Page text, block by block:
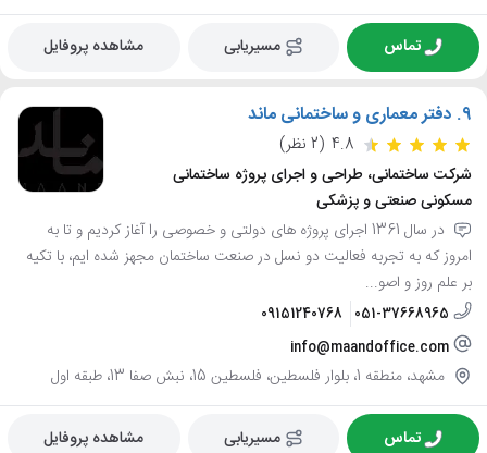
تماس مسیریابی مشاهده پروفایل
9. دفتر معماری و ساختمانی ماند
4.8 (2 نظر)
شرکت ساختمانی، طراحی و اجرای پروژه ساختمانی
مسکونی صنعتی و پزشکی
در سال 1361 اجرای پروژه های دولتی و خصوصی را آغاز کردیم و تا به
امروز که به تجربه فعالیت دو نسل در صنعت ساختمان مجهز شده ایم، با تکیه
بر علم روز و اصو...
051-37668965
09151240768
info@maandoffice.com
مشهد، منطقه 1، بلوار فلسطین، فلسطین 15، نبش صفا 13، طبقه اول
تماس مسیریابی مشاهده پروفایل